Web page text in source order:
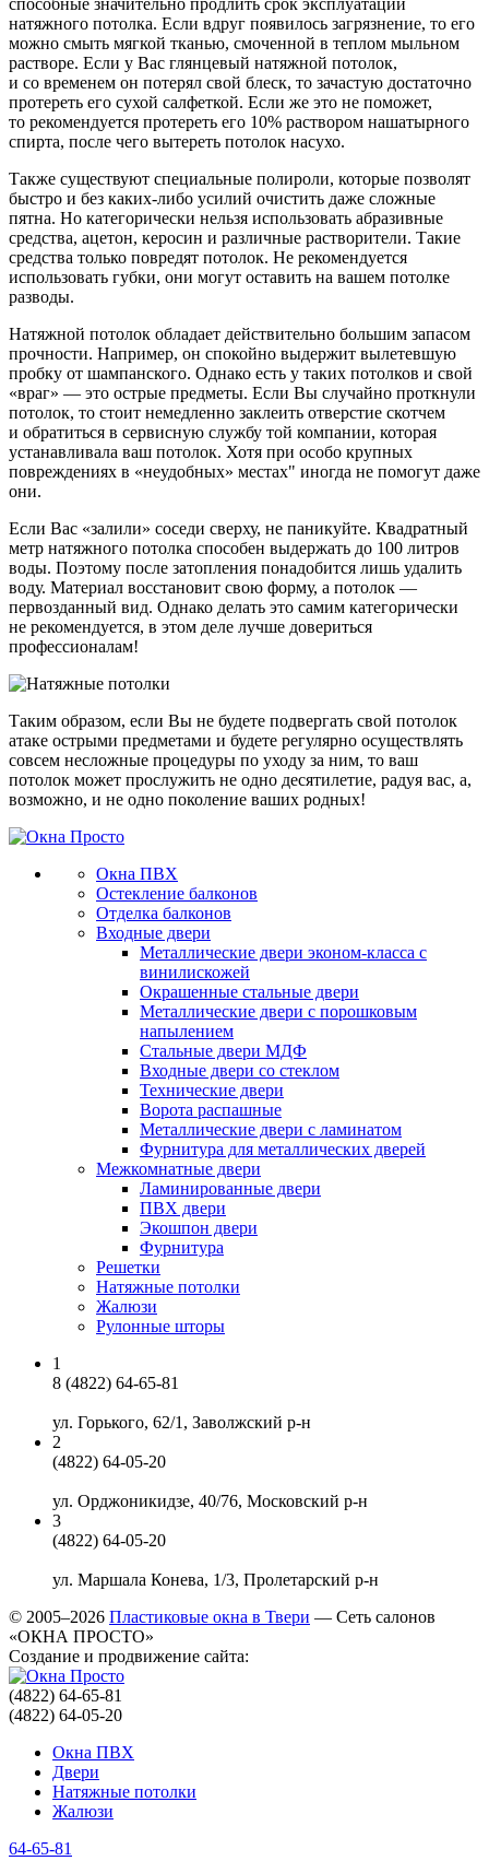
способные значительно продлить срок эксплуатации
натяжного потолка. Если вдруг появилось загрязнение, то его
можно смыть мягкой тканью, смоченной в теплом мыльном
растворе. Если у Вас глянцевый натяжной потолок,
и со временем он потерял свой блеск, то зачастую достаточно
протереть его сухой салфеткой. Если же это не поможет,
то рекомендуется протереть его 10% раствором нашатырного
спирта, после чего вытереть потолок насухо.
Также существуют специальные полироли, которые позволят
быстро и без каких-либо усилий очистить даже сложные
пятна. Но категорически нельзя использовать абразивные
средства, ацетон, керосин и различные растворители. Такие
средства только повредят потолок. Не рекомендуется
использовать губки, они могут оставить на вашем потолке
разводы.
Натяжной потолок обладает действительно большим запасом
прочности. Например, он спокойно выдержит вылетевшую
пробку от шампанского. Однако есть у таких потолков и свой
«враг» — это острые предметы. Если Вы случайно проткнули
потолок, то стоит немедленно заклеить отверстие скотчем
и обратиться в сервисную службу той компании, которая
устанавливала ваш потолок. Хотя при особо крупных
повреждениях в «неудобных» местах" иногда не помогут даже
они.
Если Вас «залили» соседи сверху, не паникуйте. Квадратный
метр натяжного потолка способен выдержать до 100 литров
воды. Поэтому после затопления понадобится лишь удалить
воду. Материал восстановит свою форму, а потолок —
первозданный вид. Однако делать это самим категорически
не рекомендуется, в этом деле лучше довериться
профессионалам!
Таким образом, если Вы не будете подвергать свой потолок
атаке острыми предметами и будете регулярно осуществлять
совсем несложные процедуры по уходу за ним, то ваш
потолок может прослужить не одно десятилетие, радуя вас, а,
возможно, и не одно поколение ваших родных!
Окна ПВХ
Остекление балконов
Отделка балконов
Входные двери
Металлические двери эконом-класса с
винилискожей
Окрашенные стальные двери
Металлические двери с порошковым
напылением
Стальные двери МДФ
Входные двери со стеклом
Технические двери
Ворота распашные
Металлические двери с ламинатом
Фурнитура для металлических дверей
Межкомнатные двери
Ламинированные двери
ПВХ двери
Экошпон двери
Фурнитура
Решетки
Натяжные потолки
Жалюзи
Рулонные шторы
1
8 (4822) 64-65-81
ул. Горького, 62/1 , Заволжский р-н
2
(4822) 64-05-20
ул. Орджоникидзе, 40/76, Московский р-н
3
(4822) 64-05-20
ул. Маршала Конева, 1/3, Пролетарский р-н
© 2005–2026 Пластиковые окна в Твери — Сеть салонов
«ОКНА ПРОСТО»
Создание и продвижение сайта:
(4822) 64-65-81
(4822) 64-05-20
Окна ПВХ
Двери
Натяжные потолки
Жалюзи
64-65-81